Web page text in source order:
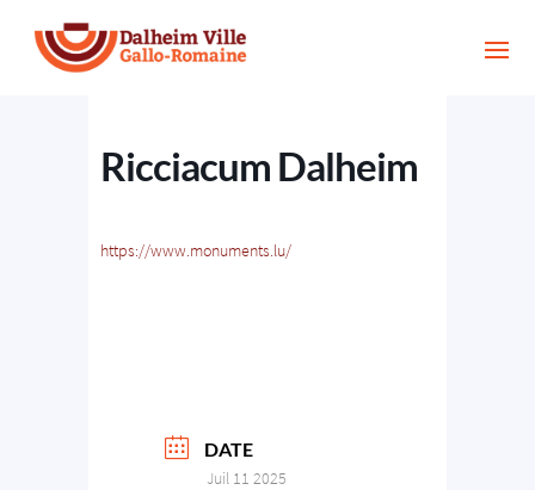
Ricciacum Dalheim
https://www.monuments.lu/
DATE
Juil 11 2025